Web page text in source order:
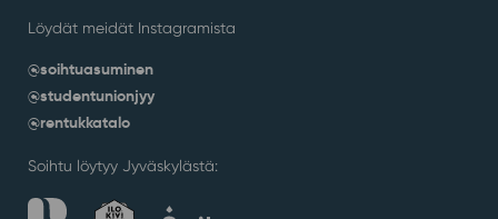
Löydät meidät Instagramista
@soihtuasuminen
@studentunionjyy
@rentukkatalo
Soihtu löytyy Jyväskylästä: